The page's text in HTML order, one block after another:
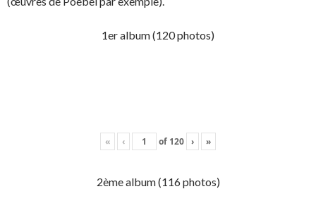
1er album (120 photos)
« ‹ of 120 › »
2ème album (116 photos)